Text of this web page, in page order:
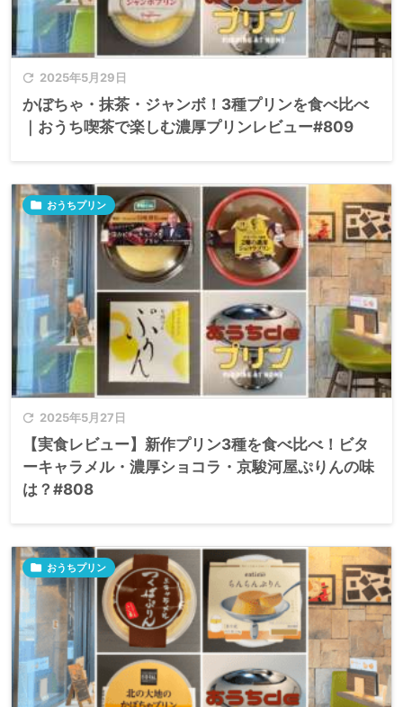
 2025年5月29日
かぼちゃ・抹茶・ジャンボ！3種プリンを食べ比べ
｜おうち喫茶で楽しむ濃厚プリンレビュー#809
 2025年5月27日
 おうちプリン
【実食レビュー】新作プリン3種を食べ比べ！ビタ
ーキャラメル・濃厚ショコラ・京駿河屋ぷりんの味
は？#808
 おうちプリン